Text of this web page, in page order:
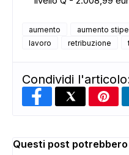
aumento aumento
lavoro
retribuzione
Condividi
Questi post